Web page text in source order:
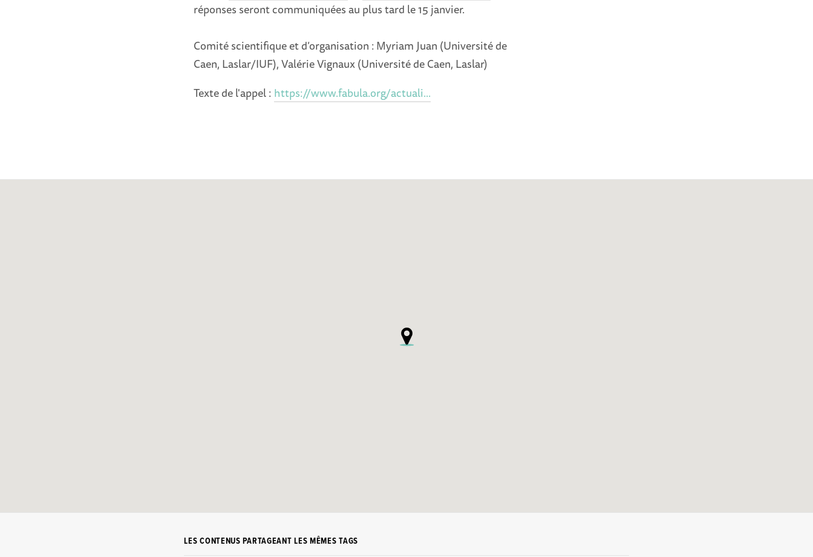
réponses seront communiquées au plus tard le 15 janvier.
Comité scientifique et d’organisation :Myriam Juan (Université de
Caen, Laslar/IUF), Valérie Vignaux (Université de Caen, Laslar)
Texte de l'appel : https://www.fabula.org/actuali...
LES CONTENUS PARTAGEANT LES MÊMES TAGS